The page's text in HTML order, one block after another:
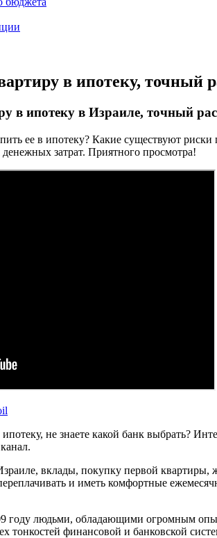
в ипотеку, точный
в ипотеку в Израиле, точный
ее в ипотеку? Какие существуют
затрат. Приятного просмотра!
не знаете какой банк выбрать?
вклады, покупку первой
и иметь комфортные
людьми, обладающими огромным
тонкостей финансовой и банковской